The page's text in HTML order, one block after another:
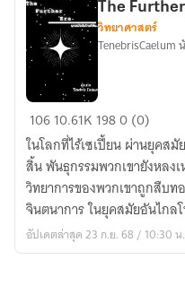
The
Further
Era
|
ยุค
สมัย
อัน
The
วิทยาศาสตร์
TenebrisCaelum
10610.61K 1980 (0)
ในโลกที่ไร้เซเปี้ยน ผ่านยุคส
สิ้น พันธุกรรมพวกเขายังหลง
วิทยาการของพวกเขาถูกสืบท
จินตนาการ ในยุคสมัยอันไกล
อัปเดตล่าสุด 23 ก.ย. 68 / 10:30 น.